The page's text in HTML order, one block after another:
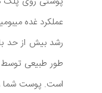
عملکرد غده
رشد بیش از حد
طور طبیعی
است. پوست شما